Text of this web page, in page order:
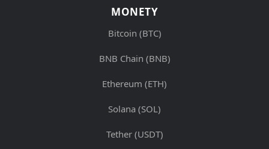
MONETY
Bitcoin (BTC)
BNB Chain (BNB)
Ethereum (ETH)
Solana (SOL)
Tether (USDT)